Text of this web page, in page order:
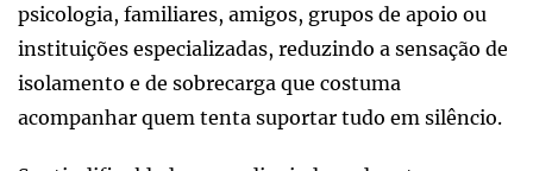
psicologia, familiares, amigos, grupos de apoio ou
instituições especializadas, reduzindo a sensação de
isolamento e de sobrecarga que costuma
acompanhar quem tenta suportar tudo em silêncio.